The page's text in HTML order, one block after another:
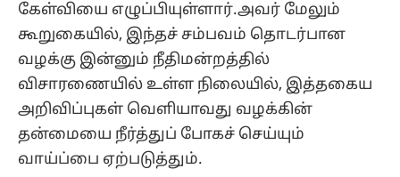
கேள்வியை எழுப்பியுள்ளார்.அவர் மேலும்
கூறுகையில், இந்தச் சம்பவம் தொடர்பான
வழக்கு இன்னும் நீதிமன்றத்தில்
விசாரணையில் உள்ள நிலையில், இத்தகைய
அறிவிப்புகள் வெளியாவது வழக்கின்
தன்மையை நீர்த்துப் போகச் செய்யும்
வாய்ப்பை ஏற்படுத்தும்.